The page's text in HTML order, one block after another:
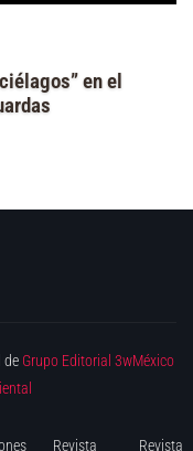
en el
de Grupo Editorial 3wMéxico
Revista
Revista